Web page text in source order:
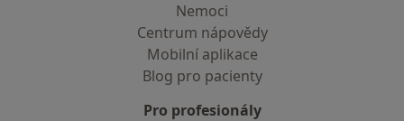
Nemoci
Centrum nápovědy
Mobilní aplikace
Blog pro pacienty
Pro profesionály